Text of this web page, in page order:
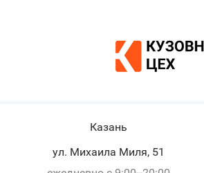
Казань
ул. Михаила Миля, 51